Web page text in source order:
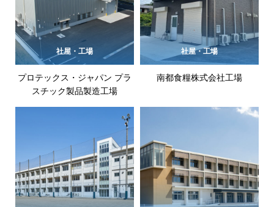
社屋・工場
プロテックス・ジャパン プラ
スチック製品製造工場
社屋・工場
南都食糧株式会社工場